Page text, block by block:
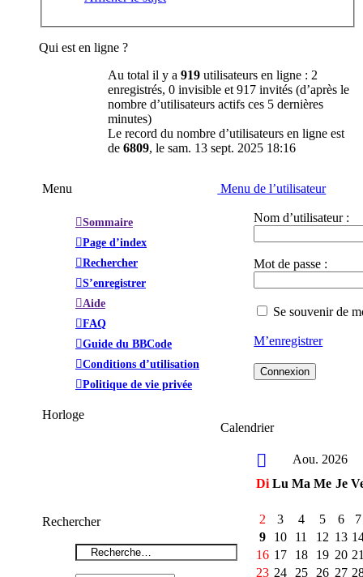
Qui est en ligne ?
Au total il y a 919 utilisateurs en ligne : 2
enregistrés, 0 invisible et 917 invités (d’après le
nombre d’utilisateurs actifs ces 5 dernières
minutes)
Le record du nombre d’utilisateurs en ligne est
de 6809, le sam. 13 sept. 2025 18:16
Menu
Sommaire
Page d’index
Rechercher
S’enregistrer
Aide
FAQ
Guide du BBCode
Conditions d’utilisation
Politique de vie privée
Horloge
Rechercher
Menu de l’utilisateur
Nom d’utilisateur :
Mot de passe :
Se souvenir de
M’enregistrer
Calendrier
Aou. 2026
Di Lu Ma Me Je
2 3 4 5 6
7
9
10 11 12 13
16 17 18 19 20
23 24 25 26 27